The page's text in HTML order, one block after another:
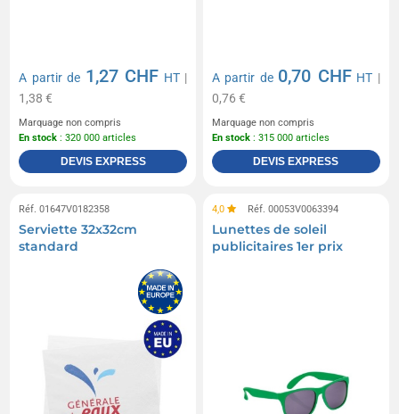
A partir de 1,27 CHF HT|
1,38 €
Marquage non compris
En stock : 320 000 articles
DEVIS EXPRESS
A partir de 0,70 CHF HT |
0,76 €
Marquage non compris
En stock : 315 000 articles
DEVIS EXPRESS
Réf. 01647V0182358
Serviette 32x32cm
standard
4,0 Réf. 00053V0063394
Lunettes de soleil
publicitaires 1er prix